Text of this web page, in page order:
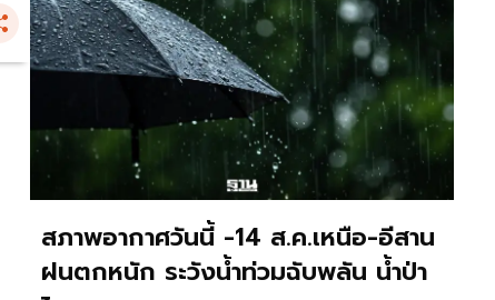
สภาพอากาศวันนี้ -14 ส.ค.เหนือ-อีสาน
ฝนตกหนัก ระวังน้ำท่วมฉับพลัน น้ำป่า